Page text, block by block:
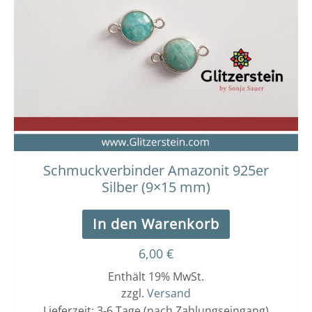
Schmuckverbinder Amazonit 925er
Silber (9×15 mm)
In den Warenkorb
6,00 €
Enthält 19% MwSt.
zzgl. Versand